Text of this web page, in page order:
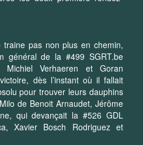
traine pas non plus en chemin,
général de la #499 SGRT.be
Michiel Verhaeren et Goran
dès l’instant où il fallait
pour trouver leurs dauphins
de Benoit Arnaudet, Jérôme
qui devançait la #526 GDL
Xavier Bosch Rodriguez et